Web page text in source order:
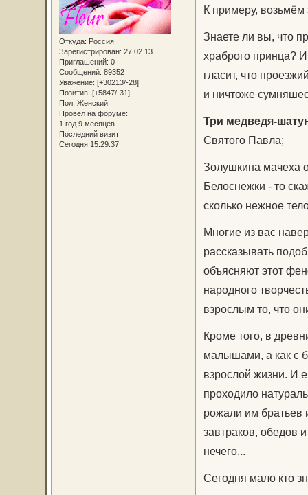
Откуда: Россия
Зарегистрирован: 27.02.13
Приглашений: 0
Сообщений: 89352
Уважение: [+30213/-28]
Позитив: [+5847/-31]
Пол: Женский
Провел на форуме:
1 год 9 месяцев
Последний визит:
Сегодня 15:29:37
К примеру,
Знаете ли вы, что
храброго принца?
гласит, что
и ничтоже
Три медведя-
Святого Павла;
Золушкина мачеха
Белоснежки - то
сколько нежное
Многие из вас
рассказывать
объясняют этот
народного
взрослым то, что
Кроме того, в
малышами, а как с
взрослой жизни. И
проходило
рожали им братьев
завтраков, обедов
нечего...
Сегодня мало кто